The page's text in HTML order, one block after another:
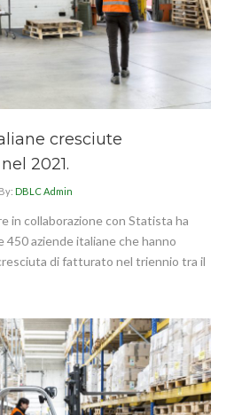
cresciute
2021.
By: DBLC Admin
in collaborazione con Statista ha
450 aziende italiane che hanno
di fatturato nel triennio tra il